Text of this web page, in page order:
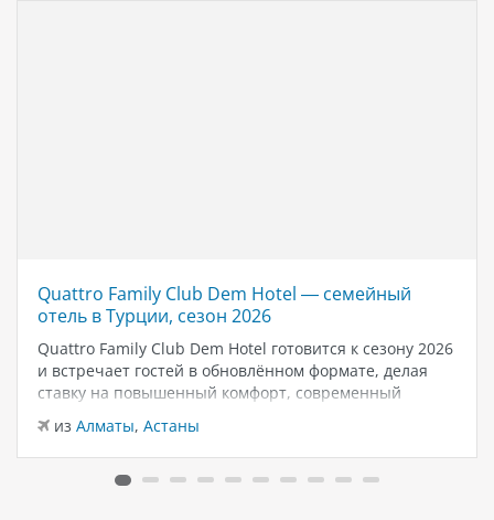
Quattro Family Club Dem Hotel — семейный
отель в Турции, сезон 2026
Quattro Family Club Dem Hotel готовится к сезону 2026
и встречает гостей в обновлённом формате, делая
ставку на повышенный комфорт, современный
дизайн и атмосферу спокойного семейного отдыха у
моря. Отель остаётся популярным выбором для тех,
кто ищет семейный отель в…
из Алматы, Астаны